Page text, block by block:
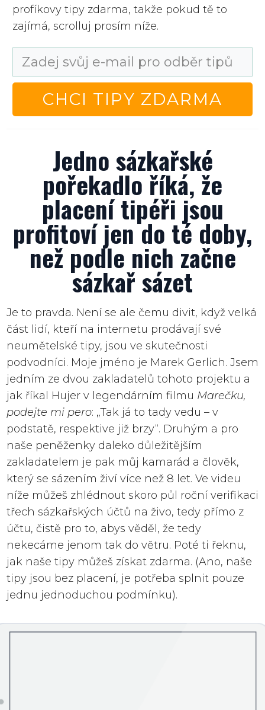
profíkovy tipy zdarma, takže pokud tě to
zajímá, scrolluj prosím níže.
CHCI TIPY ZDARMA
Jedno sázkařské
pořekadlo říká, že
placení tipéři jsou
profitoví jen do té doby,
než podle nich začne
sázkař sázet
Je to pravda. Není se ale čemu divit, když velká
část lidí, kteří na internetu prodávají své
neumětelské tipy, jsou ve skutečnosti
podvodníci. Moje jméno je Marek Gerlich. Jsem
jedním ze dvou zakladatelů tohoto projektu a
jak říkal Hujer v legendárním filmu Marečku,
podejte mi pero: „Tak já to tady vedu – v
podstatě, respektive již brzy“. Druhým a pro
naše peněženky daleko důležitějším
zakladatelem je pak můj kamarád a člověk,
který se sázením živí více než 8 let. Ve videu
níže můžeš zhlédnout skoro půl roční verifikaci
třech sázkařských účtů na živo, tedy přímo z
účtu, čistě pro to, abys věděl, že tedy
nekecáme jenom tak do větru. Poté ti řeknu,
jak naše tipy můžeš získat zdarma. (Ano, naše
tipy jsou bez placení, je potřeba splnit pouze
jednu jednoduchou podmínku).